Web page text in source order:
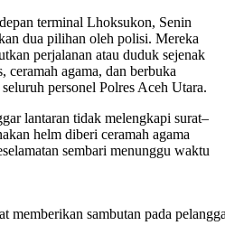
terminal Lhoksukon, Senin
dua pilihan oleh polisi. Mereka
perjalanan atau duduk sejenak
ceramah agama, dan berbuka
personel Polres Aceh Utara.
lantaran tidak melengkapi surat–
helm diberi ceramah agama
sembari menunggu waktu
memberikan sambutan pada